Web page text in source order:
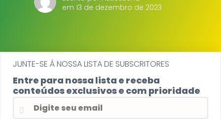
PROJETOSem 13 de dezembro de 2023
JUNTE-SE Á NOSSA LISTA DE SUBSCRITORES
Entre para nossa lista e receba
conteúdos exclusivos e com prioridade